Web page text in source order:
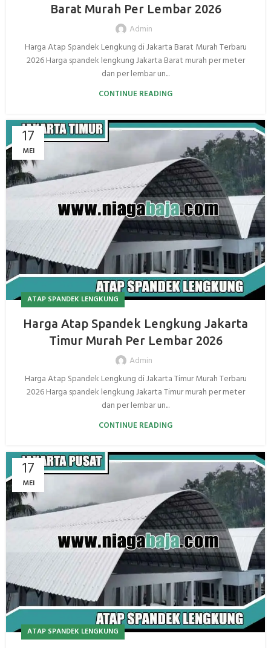
Barat Murah Per Lembar 2026
Admin
Harga Atap Spandek Lengkung di Jakarta Barat Murah Terbaru
2026 Harga spandek lengkung Jakarta Barat murah per meter
dan per lembar un...
CONTINUE READING
17
MEI
ATAP SPANDEK LENGKUNG
Harga Atap Spandek Lengkung Jakarta
Timur Murah Per Lembar 2026
Admin
Harga Atap Spandek Lengkung di Jakarta Timur Murah Terbaru
2026 Harga spandek lengkung Jakarta Timur murah per meter
dan per lembar un...
CONTINUE READING
17
MEI
ATAP SPANDEK LENGKUNG